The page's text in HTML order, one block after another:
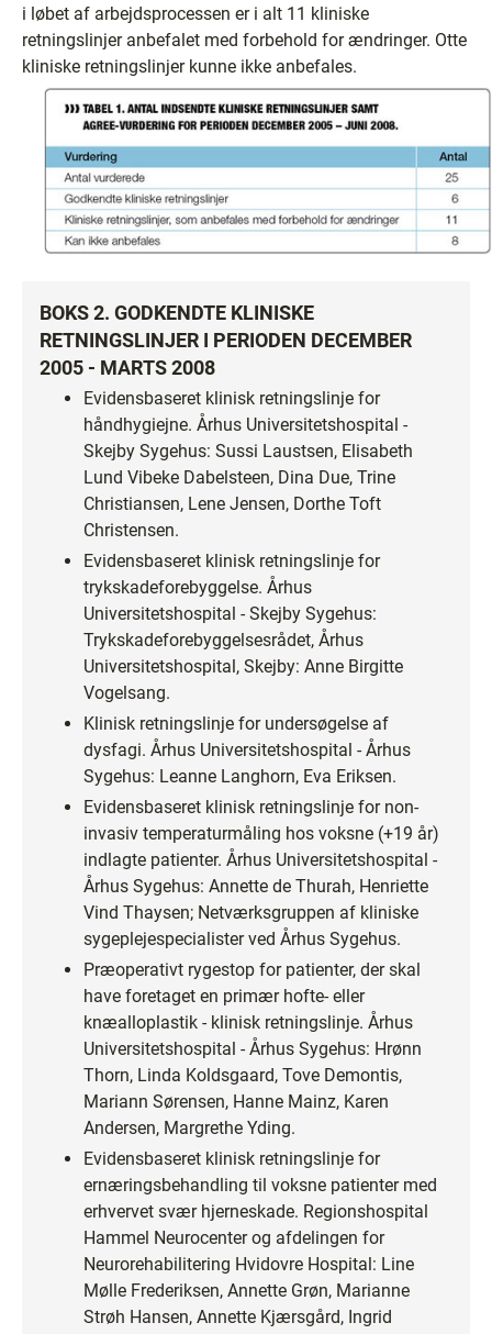
i løbet af arbejdsprocessen er i alt 11 kliniske
retningslinjer anbefalet med forbehold for ændringer. Otte
kliniske retningslinjer kunne ikke anbefales.
BOKS 2. GODKENDTE KLINISKE
RETNINGSLINJER I PERIODEN DECEMBER
2005 - MARTS 2008
Evidensbaseret klinisk retningslinje for
håndhygiejne. Århus Universitetshospital -
Skejby Sygehus: Sussi Laustsen, Elisabeth
Lund Vibeke Dabelsteen, Dina Due, Trine
Christiansen, Lene Jensen, Dorthe Toft
Christensen.
Evidensbaseret klinisk retningslinje for
trykskadeforebyggelse. Århus
Universitetshospital - Skejby Sygehus:
Trykskadeforebyggelsesrådet, Århus
Universitetshospital, Skejby: Anne Birgitte
Vogelsang.
Klinisk retningslinje for undersøgelse af
dysfagi. Århus Universitetshospital - Århus
Sygehus: Leanne Langhorn, Eva Eriksen.
Evidensbaseret klinisk retningslinje for non-
invasiv temperaturmåling hos voksne (+19 år)
indlagte patienter. Århus Universitetshospital -
Århus Sygehus: Annette de Thurah, Henriette
Vind Thaysen; Netværksgruppen af kliniske
sygeplejespecialister ved Århus Sygehus.
Præoperativt rygestop for patienter, der skal
have foretaget en primær hofte- eller
knæalloplastik - klinisk retningslinje. Århus
Universitetshospital - Århus Sygehus: Hrønn
Thorn, Linda Koldsgaard, Tove Demontis,
Mariann Sørensen, Hanne Mainz, Karen
Andersen, Margrethe Yding.
Evidensbaseret klinisk retningslinje for
ernæringsbehandling til voksne patienter med
erhvervet svær hjerneskade. Regionshospital
Hammel Neurocenter og afdelingen for
Neurorehabilitering Hvidovre Hospital: Line
Mølle Frederiksen, Annette Grøn, Marianne
Strøh Hansen, Annette Kjærsgård, Ingrid